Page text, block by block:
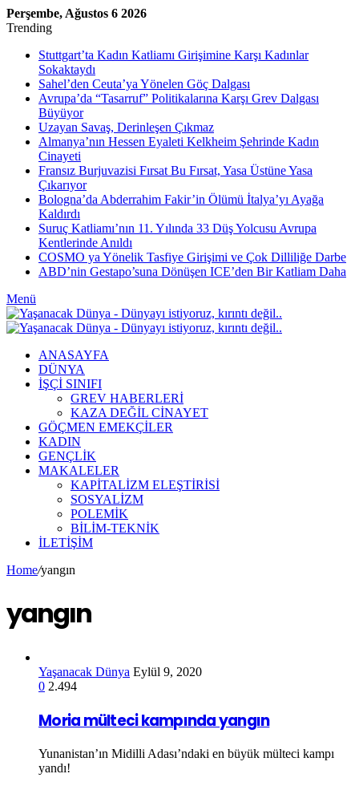
Perşembe, Ağustos 6 2026
Trending
Stuttgart’ta Kadın Katliamı Girişimine Karşı Kadınlar
Sokaktaydı
Sahel’den Ceuta’ya Yönelen Göç Dalgası
Avrupa’da “Tasarruf” Politikalarına Karşı Grev Dalgası
Büyüyor
Uzayan Savaş, Derinleşen Çıkmaz
Almanya’nın Hessen Eyaleti Kelkheim Şehrinde Kadın
Cinayeti
Fransız Burjuvazisi Fırsat Bu Fırsat, Yasa Üstüne Yasa
Çıkarıyor
Bologna’da Abderrahim Fakir’in Ölümü İtalya’yı Ayağa
Kaldırdı
Suruç Katliamı’nın 11. Yılında 33 Düş Yolcusu Avrupa
Kentlerinde Anıldı
COSMO ya Yönelik Tasfiye Girişimi ve Çok Dilliliğe Darbe
ABD’nin Gestapo’suna Dönüşen ICE’den Bir Katliam Daha
Menü
ANASAYFA
DÜNYA
İŞÇİ SINIFI
GREV HABERLERİ
KAZA DEĞİL CİNAYET
GÖÇMEN EMEKÇİLER
KADIN
GENÇLİK
MAKALELER
KAPİTALİZM ELEŞTİRİSİ
SOSYALİZM
POLEMİK
BİLİM-TEKNİK
ILETIŞIM
Home/yangın
yangın
Yaşanacak Dünya Eylül 9, 2020
0 2.494
Moria mülteci kampında yangın
Yunanistan’ın Midilli Adası’ndaki en büyük mülteci kampı
yandı!